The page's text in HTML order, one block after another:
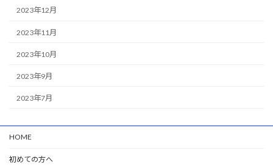
2023年12月
2023年11月
2023年10月
2023年9月
2023年7月
HOME
初めての方へ